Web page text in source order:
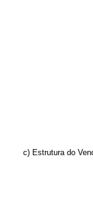
c) Estrutura do